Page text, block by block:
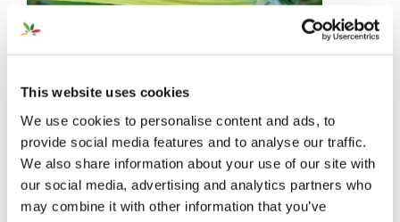
This website uses cookies
We use cookies to personalise content and ads, to
provide social media features and to analyse our traffic.
We also share information about your use of our site with
our social media, advertising and analytics partners who
may combine it with other information that you’ve